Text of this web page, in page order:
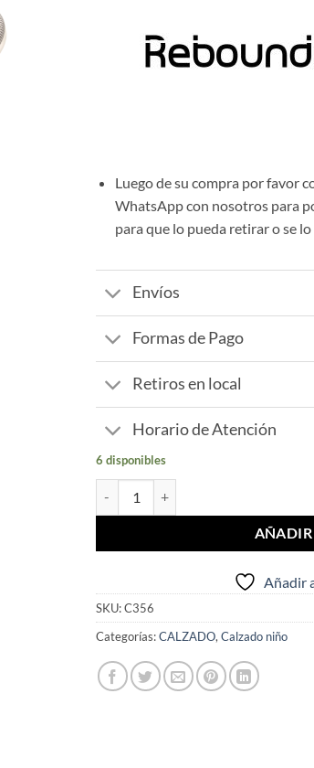
Luego de su compra por favor
WhatsApp con nosotros para
para que lo pueda retirar o se
Envíos
Formas de Pago
Retiros en local
Horario de Atención
6 disponibles
AÑADIR
Añadir
SKU:C356
Categorías:CALZADO, Calzado niño